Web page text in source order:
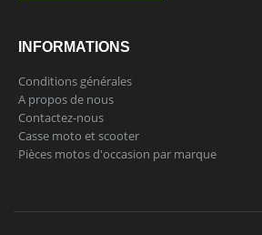
INFORMATIONS
Conditions générales
A propos de nous
Contactez-nous
Casse moto et scooter
Pièces motos d'occasion par marque